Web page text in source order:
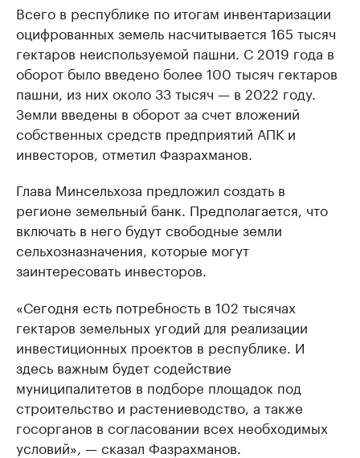
Всего в республике по итогам инвентаризации
оцифрованных земель насчитывается 165 тысяч
гектаров неиспользуемой пашни. С 2019 года в
оборот было введено более 100 тысяч гектаров
пашни, из них около 33 тысяч — в 2022 году.
Земли введены в оборот за счет вложений
собственных средств предприятий АПК и
инвесторов, отметил Фазрахманов.
Глава Минсельхоза предложил создать в
регионе земельный банк. Предполагается, что
включать в него будут свободные земли
сельхозназначения, которые могут
заинтересовать инвесторов.
«Сегодня есть потребность в 102 тысячах
гектаров земельных угодий для реализации
инвестиционных проектов в республике. И
здесь важным будет содействие
муниципалитетов в подборе площадок под
строительство и растениеводство, а также
госорганов в согласовании всех необходимых
условий», — сказал Фазрахманов.